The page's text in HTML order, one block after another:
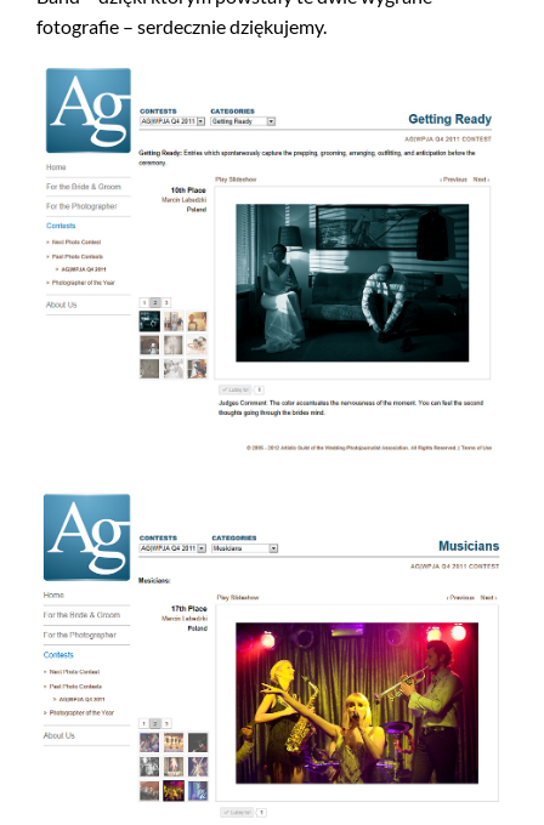
fotografie – serdecznie dziękujemy.